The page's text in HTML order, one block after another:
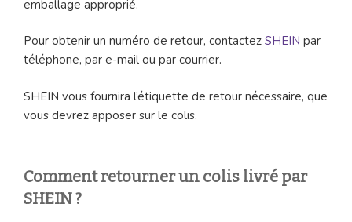
emballage approprié.
Pour obtenir un numéro de retour, contactez SHEIN par
téléphone, par e-mail ou par courrier.
SHEIN vous fournira l’étiquette de retour nécessaire, que
vous devrez apposer sur le colis.
Comment retourner un colis livré par
SHEIN ?